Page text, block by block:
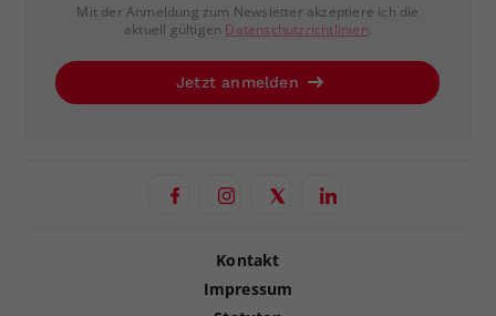
Mit der Anmeldung zum Newsletter akzeptiere ich die
aktuell gültigen Datenschutzrichtlinien.
Jetzt anmelden
Kontakt
Impressum